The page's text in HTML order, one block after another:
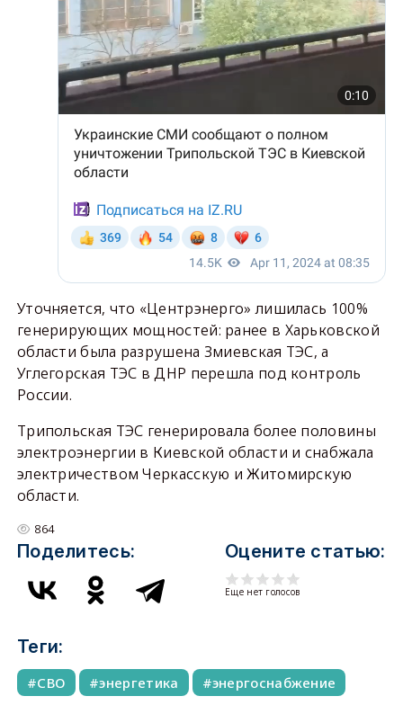
Уточняется, что «Центрэнерго» лишилась 100%
генерирующих мощностей: ранее в Харьковской
области была разрушена Змиевская ТЭС, а
Углегорская ТЭС в ДНР перешла под контроль
России.
Трипольская ТЭС генерировала более половины
электроэнергии в Киевской области и снабжала
электричеством Черкасскую и Житомирскую
области.
864
Поделитесь: Оцените статью:
Еще нет голосов
Теги:
СВО энергетика энергоснабжение